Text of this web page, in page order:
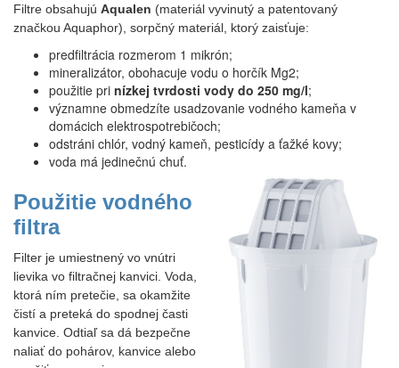
Filtre obsahujú Aqualen (materiál vyvinutý a patentovaný
značkou Aquaphor), sorpčný materiál, ktorý zaisťuje:
predfiltrácia rozmerom 1 mikrón;
mineralizátor, obohacuje vodu o horčík Mg2;
použitie pri nízkej tvrdosti vody do 250 mg/l;
významne obmedzíte usadzovanie vodného kameňa v
domácich elektrospotrebičoch;
odstráni chlór, vodný kameň, pesticídy a ťažké kovy;
voda má jedinečnú chuť.
Použitie vodného
filtra
Filter je umiestnený vo vnútri
lievika vo filtračnej kanvici. Voda,
ktorá ním pretečie, sa okamžite
čistí a preteká do spodnej časti
kanvice. Odtiaľ sa dá bezpečne
naliať do pohárov, kanvice alebo